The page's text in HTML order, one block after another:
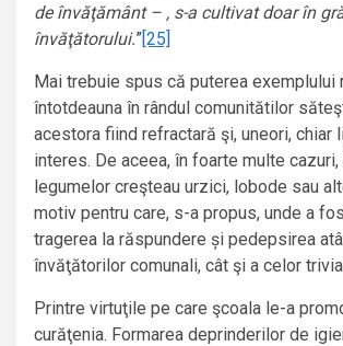
de învăţământ – , s-a cultivat doar în
învăţătorului.” [25]
Mai trebuie spus că puterea exemplului
întotdeauna în rândul comunitătilor
acestora fiind refractară şi, uneori, chiar
interes. De aceea, în foarte multe cazuri,
legumelor creşteau urzici, lobode sau
motiv pentru care, s-a propus, unde a
tragerea la răspundere și pedepsirea
învăţătorilor comunali, cât şi a celor
Printre virtuţile pe care şcoala le-a
curăţenia. Formarea deprinderilor de